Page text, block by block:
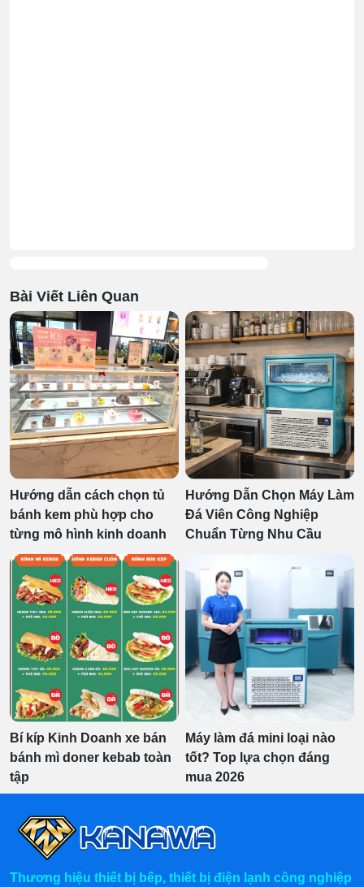
Bài Viết Liên Quan
Hướng dẫn cách chọn tủ
bánh kem phù hợp cho
từng mô hình kinh doanh
Hướng Dẫn Chọn Máy Làm
Đá Viên Công Nghiệp
Chuẩn Từng Nhu Cầu
Bí kíp Kinh Doanh xe bán
bánh mì doner kebab toàn
tập
Máy làm đá mini loại nào
tốt? Top lựa chọn đáng
mua 2026
Thương hiệu thiết bị bếp, thiết bị điện lạnh công nghiệp